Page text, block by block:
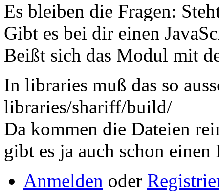
Es bleiben die Fragen:
Gibt es bei dir einen
Beißt sich das Modul mit
In libraries muß das so
libraries/shariff/build/
Da kommen die Dateien
gibt es ja auch schon
Anmelden oder